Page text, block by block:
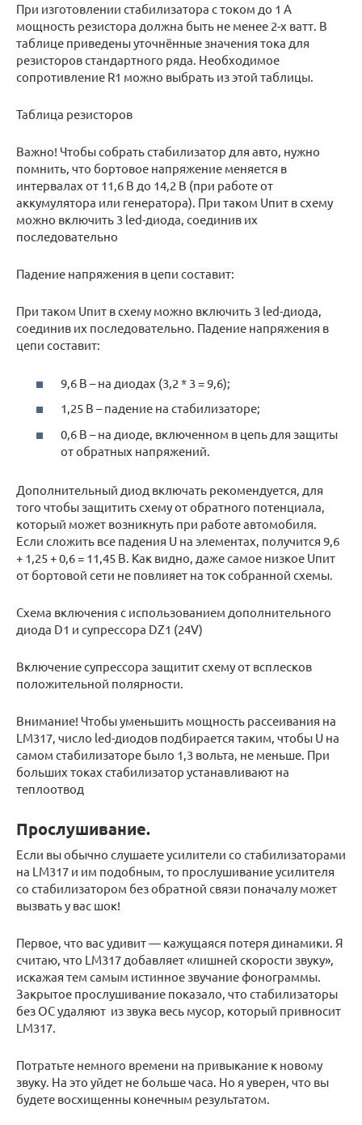
При изготовлении стабилизатора с током до 1 А
мощность резистора должна быть не менее 2-х ватт. В
таблице приведены уточнённые значения тока для
резисторов стандартного ряда. Необходимое
сопротивление R1 можно выбрать из этой таблицы.
Таблица резисторов
Важно! Чтобы собрать стабилизатор для авто, нужно
помнить, что бортовое напряжение меняется в
интервалах от 11,6 В до 14,2 В (при работе от
аккумулятора или генератора). При таком Uпит в схему
можно включить 3 led-диода, соединив их
последовательно
Падение напряжения в цепи составит:
При таком Uпит в схему можно включить 3 led-диода,
соединив их последовательно. Падение напряжения в
цепи составит:
9,6 В – на диодах (3,2 * 3 = 9,6);
1,25 В – падение на стабилизаторе;
0,6 В – на диоде, включенном в цепь для защиты
от обратных напряжений.
Дополнительный диод включать рекомендуется, для
того чтобы защитить схему от обратного потенциала,
который может возникнуть при работе автомобиля.
Если сложить все падения U на элементах, получится 9,6
+ 1,25 + 0,6 = 11,45 В. Как видно, даже самое низкое Uпит
от бортовой сети не повлияет на ток собранной схемы.
Схема включения с использованием дополнительного
диода D1 и супрессора DZ1 (24V)
Включение супрессора защитит схему от всплесков
положительной полярности.
Внимание! Чтобы уменьшить мощность рассеивания на
LM317, число led-диодов подбирается таким, чтобы U на
самом стабилизаторе было 1,3 вольта, не меньше. При
больших токах стабилизатор устанавливают на
теплоотвод
Прослушивание.
Если вы обычно слушаете усилители со стабилизаторами
на LM317 и им подобным, то прослушивание усилителя
со стабилизатором без обратной связи поначалу может
вызвать у вас шок!
Первое, что вас удивит — кажущаяся потеря динамики. Я
считаю, что LM317 добавляет «лишней скорости звуку»,
искажая тем самым истинное звучание фонограммы.
Закрытое прослушивание показало, что стабилизаторы
без ОС удаляют из звука весь мусор, который привносит
LM317.
Потратьте немного времени на привыкание к новому
звуку. На это уйдет не больше часа. Но я уверен, что вы
будете восхищенны конечным результатом.